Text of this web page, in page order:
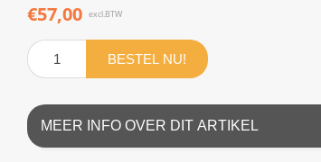
€57,00 excl.BTW
BESTEL NU!
MEER INFO OVER DIT ARTIKEL